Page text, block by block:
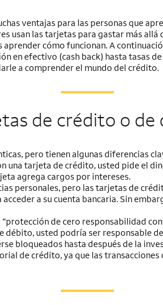
ventajas para las personas que
usan las tarjetas para gastar más allá
cómo funcionan. A
en efectivo (cash back) hasta tasas
a comprender el mundo del crédito.
de crédito o de
pero tienen algunas diferencias
una tarjeta de crédito, usted pide el
agrega cargos por intereses.
personales, pero las tarjetas de
a su cuenta bancaria. Sin
de cero responsabilidad
débito, usted podría ser
bloqueados hasta después de la
de crédito, ya que las